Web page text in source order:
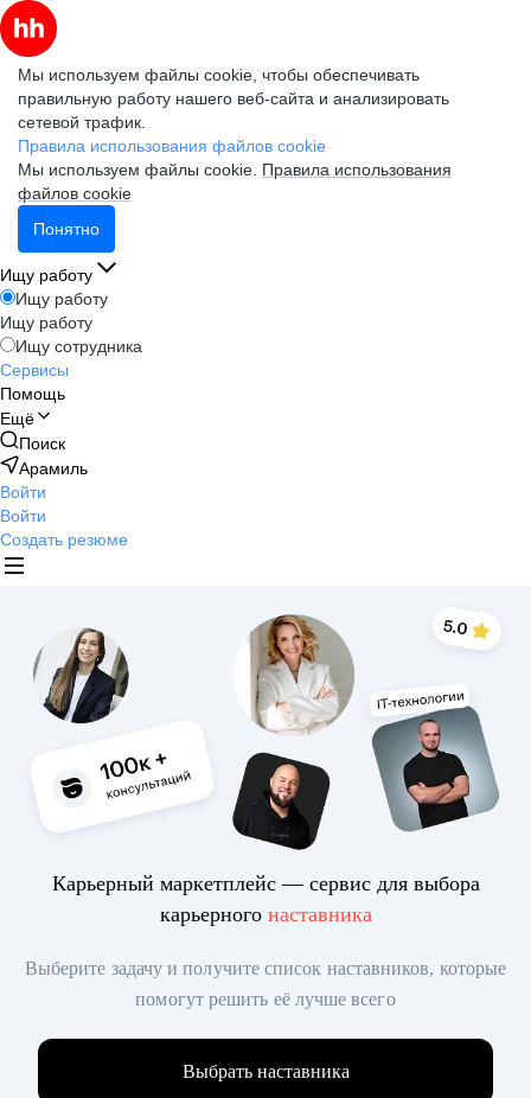
Мы используем файлы cookie, чтобы обеспечивать
правильную работу нашего веб-сайта и анализировать
сетевой трафик.
Правила использования файлов cookie
Мы используем файлы cookie. Правила использования
файлов cookie
Понятно
Ищу работу
Ищу работу
Ищу работу
Ищу сотрудника
Сервисы
Помощь
Ещё
Поиск
Арамиль
Войти
Войти
Создать резюме
Карьерный маркетплейс — сервис для выбора
карьерного наставника
Выберите задачу и получите список наставников, которые
помогут решить её лучше всего
Выбрать наставника